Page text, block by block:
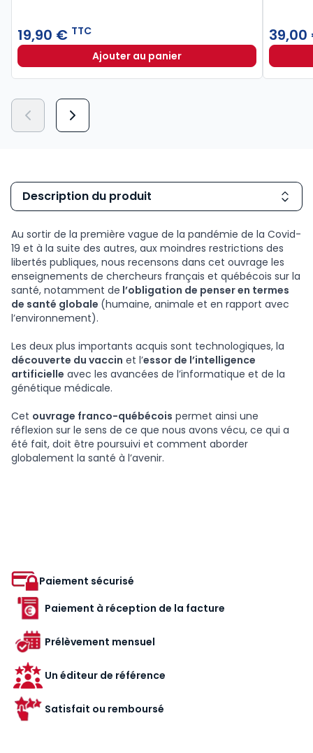
19,90 € TTC
Ajouter au panierLexique des termes juridiques
Description du produit
Au sortir de la première vague de la pandémie de la Covid-
19 et à la suite des autres, aux moindres restrictions des
libertés publiques, nous recensons dans cet ouvrage les
enseignements de chercheurs français et québécois sur la
santé, notamment de l’obligation de penser en termes
de santé globale (humaine, animale et en rapport avec
l’environnement).
Les deux plus importants acquis sont technologiques, la
découverte du vaccin et l’essor de l’intelligence
artificielle avec les avancées de l’informatique et de la
génétique médicale.
Cet ouvrage franco-québécois permet ainsi une
réflexion sur le sens de ce que nous avons vécu, ce qui a
été fait, doit être poursuivi et comment aborder
globalement la santé à l’avenir.
Paiement sécurisé
Paiement à réception de la facture
Prélèvement mensuel
Un éditeur de référence
Satisfait ou remboursé